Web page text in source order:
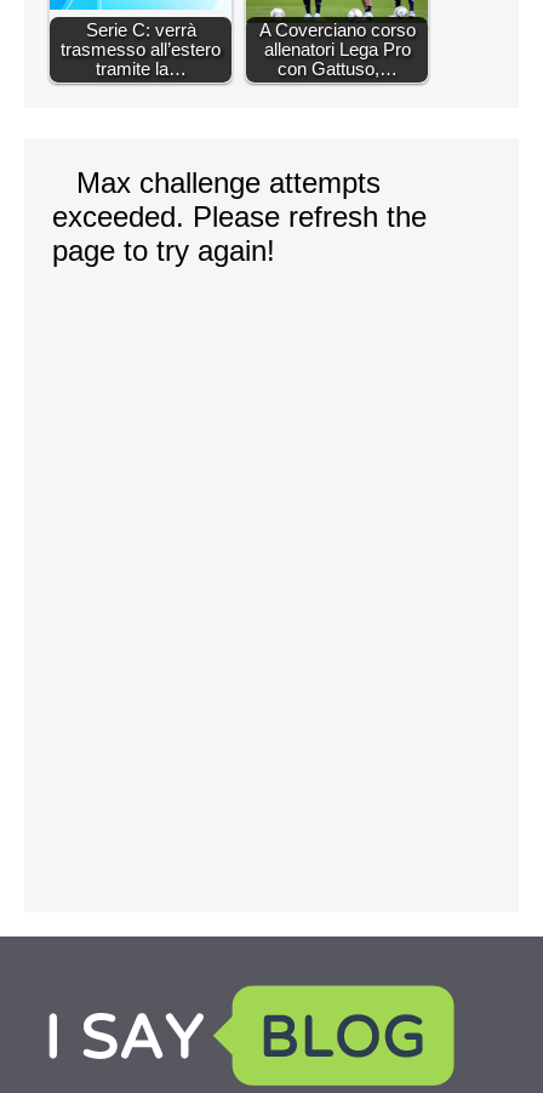
Serie C: verrà
trasmesso all’estero
tramite la…
A Coverciano corso
allenatori Lega Pro
con Gattuso,…